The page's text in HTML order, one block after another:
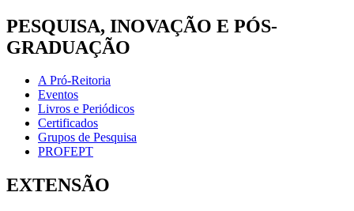
PESQUISA, INOVAÇÃO E PÓS-
GRADUAÇÃO
A Pró-Reitoria
Eventos
Livros e Periódicos
Certificados
Grupos de Pesquisa
PROFEPT
EXTENSÃO